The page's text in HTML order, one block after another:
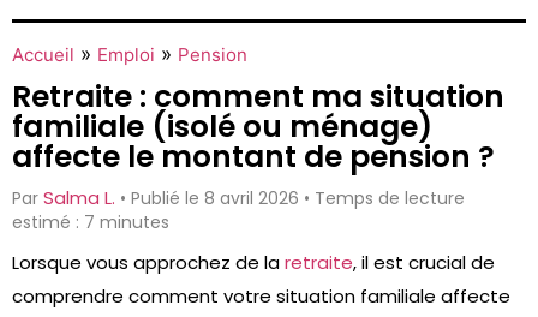
Accueil » Emploi » Pension
Retraite : comment ma situation
familiale (isolé ou ménage)
affecte le montant de pension ?
Par Salma L. • Publié le 8 avril 2026 • Temps de lecture
estimé : 7 minutes
Lorsque vous approchez de laretraite, il est crucial de
comprendre comment votre situation familiale affecte